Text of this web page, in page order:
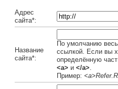
Адрес
сайта*:
Название
сайта*:
По умолчанию
ссылкой. Если вы
определённую
<a> и </a>.
Пример: